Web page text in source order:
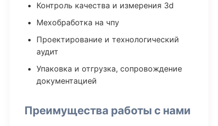
Контроль качества и измерения 3d
Мехобработка на чпу
Проектирование и технологический
аудит
Упаковка и отгрузка, сопровождение
документацией
Преимущества работы с нами